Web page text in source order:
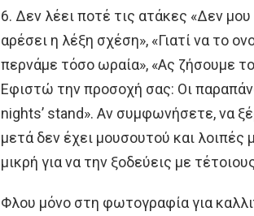
6. Δεν λέει ποτέ τις ατάκες «Δεν
αρέσει η λέξη σχέση», «Γιατί να το
περνάμε τόσο ωραία», «Ας ζήσουμε
Εφιστώ την προσοχή σας: Οι
nights’ stand». Αν συμφωνήσετε, να
μετά δεν έχει μουσουτού και λοιπές
μικρή για να την ξοδεύεις με
Φλου μόνο στη φωτογραφία για